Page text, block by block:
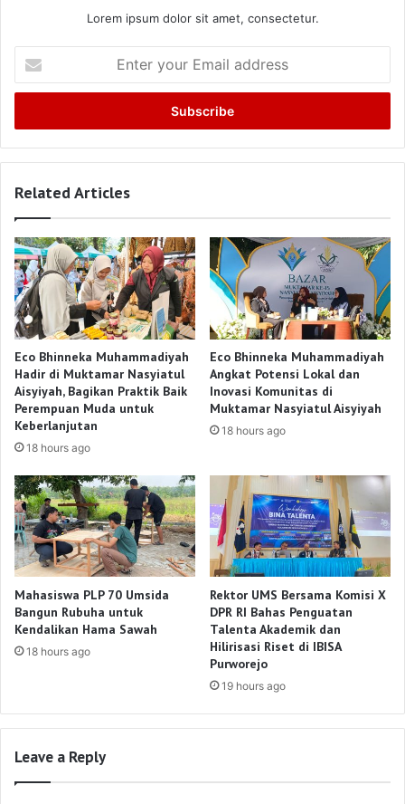
Lorem ipsum dolor sit amet, consectetur.
your
Email
Related Articles
Eco Bhinneka Muhammadiyah
Hadir di Muktamar Nasyiatul
Aisyiyah, Bagikan Praktik Baik
Perempuan Muda untuk
Keberlanjutan
18 hours ago
Eco Bhinneka Muhammadiyah
Angkat Potensi Lokal dan
Inovasi Komunitas di
Muktamar Nasyiatul Aisyiyah
18 hours ago
Mahasiswa PLP 70 Umsida
Bangun Rubuha untuk
Kendalikan Hama Sawah
18 hours ago
Rektor UMS Bersama Komisi X
DPR RI Bahas Penguatan
Talenta Akademik dan
Hilirisasi Riset di IBISA
Purworejo
19 hours ago
Leave a Reply